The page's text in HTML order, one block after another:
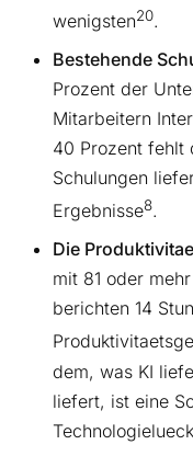
wenigsten20.
Bestehende
Prozent der
Mitarbeitern
40 Prozent fehlt
Schulungen
Ergebnisse8.
Die
mit 81 oder
berichten 14
dem, was KI
liefert, ist eine